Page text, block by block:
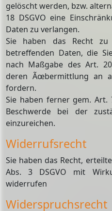
gelöscht werden, bzw.
18 DSGVO eine
Daten zu verlangen.
Sie haben das Recht
betreffenden Daten, die
nach Maßgabe des Art.
deren Ãœbermittlung an
fordern.
Sie haben ferner gem. Art.
Beschwerde bei der
einzureichen.
Widerrufsrecht
Sie haben das Recht,
Abs. 3 DSGVO mit
widerrufen
Widerspruchsrecht